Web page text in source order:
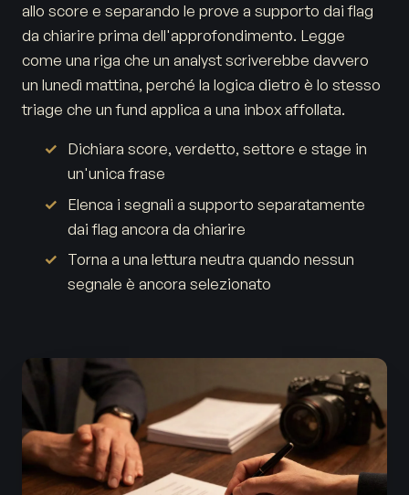
allo score e separando le prove a supporto dai flag
da chiarire prima dell'approfondimento. Legge
come una riga che un analyst scriverebbe davvero
un lunedì mattina, perché la logica dietro è lo stesso
triage che un fund applica a una inbox affollata.
Dichiara score, verdetto, settore e stage in
un'unica frase
Elenca i segnali a supporto separatamente
dai flag ancora da chiarire
Torna a una lettura neutra quando nessun
segnale è ancora selezionato